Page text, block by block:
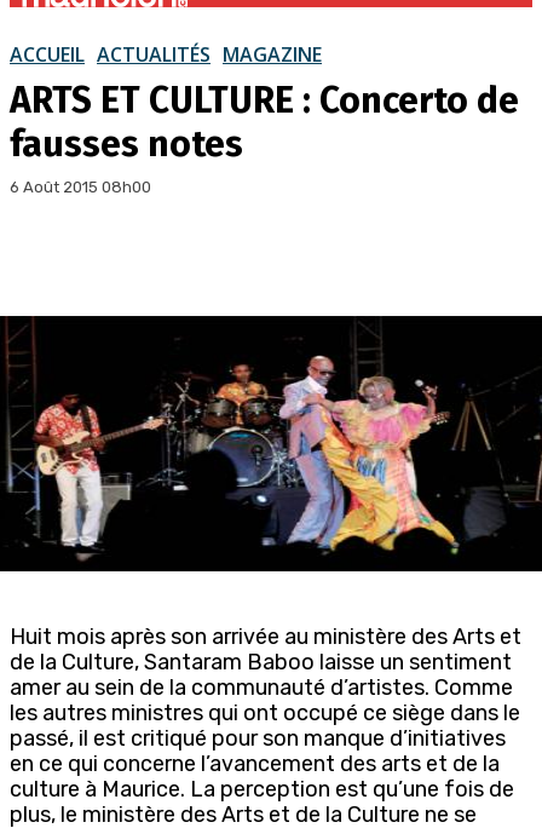
ACCUEIL ACTUALITÉS MAGAZINE
ARTS ET CULTURE : Concerto de
fausses notes
6 Août 2015 08h00
Huit mois après son arrivée au ministère des Arts et
de la Culture, Santaram Baboo laisse un sentiment
amer au sein de la communauté d’artistes. Comme
les autres ministres qui ont occupé ce siège dans le
passé, il est critiqué pour son manque d’initiatives
en ce qui concerne l’avancement des arts et de la
culture à Maurice. La perception est qu’une fois de
plus, le ministère des Arts et de la Culture ne se